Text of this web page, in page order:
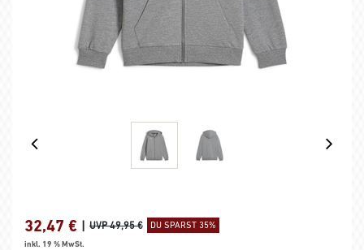
32,47 € | UVP 49,95 € DU SPARST 35%
inkl. 19 % MwSt.